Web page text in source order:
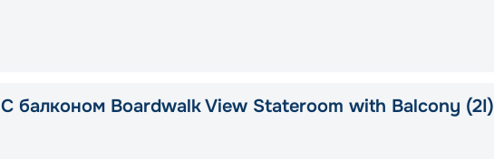
С балконом Boardwalk View Stateroom with Balcony (2I)